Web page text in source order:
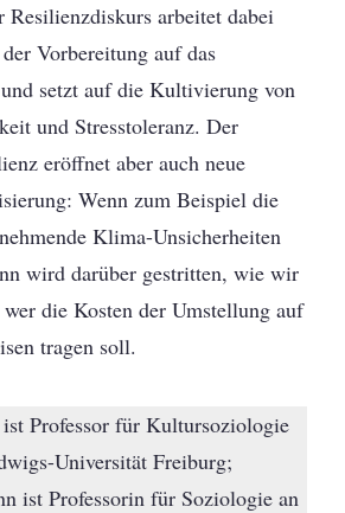
Resilienzdiskurs arbeitet dabei
Vorbereitung auf das
setzt auf die Kultivierung von
und Stresstoleranz. Der
eröffnet aber auch neue
Wenn zum Beispiel die
Klima-Unsicherheiten
wird darüber gestritten, wie wir
die Kosten der Umstellung auf
tragen soll.
Professor für Kultursoziologie
Universität Freiburg;
ist Professorin für Soziologie an